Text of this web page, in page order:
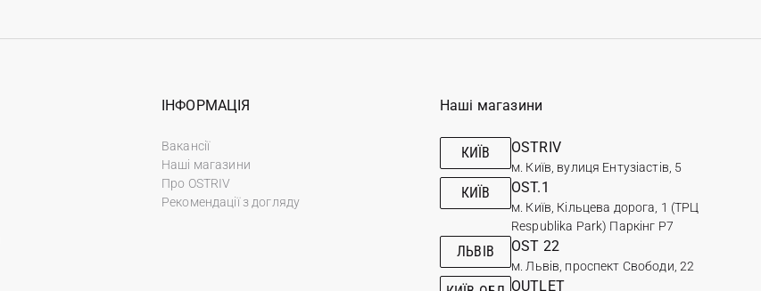
ІНФОРМАЦІЯ
Вакансії
Наші магазини
Про OSTRIV
Рекомендації з догляду
Наші магазини
КИЇВ OSTRIV
м. Київ, вулиця Ентузіастів, 5
КИЇВ OST.1
м. Київ, Кільцева дорога, 1 (ТРЦ
Respublika Park) Паркінг Р7
ЛЬВІВ OST 22
м. Львів, проспект Свободи, 22
OUTLET